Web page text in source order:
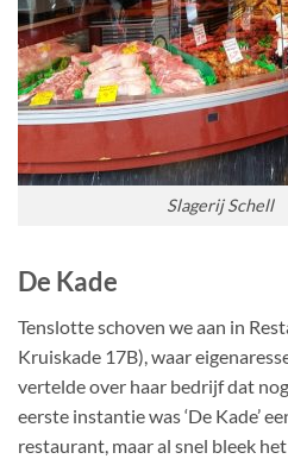
Slagerij Schell
De Kade
Tenslotte schoven we aan in
Kruiskade 17B), waar
vertelde over haar bedrijf dat
eerste instantie was ‘De Kade’
restaurant, maar al snel bleek